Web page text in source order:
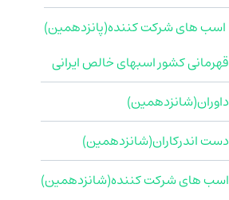
اسب های شرکت کننده(پانزدهمین)
قهرمانی کشور اسبهای خالص ایرانی
داوران(شانزدهمین)
دست اندرکاران(شانزدهمین)
اسب های شرکت کننده(شانزدهمین)